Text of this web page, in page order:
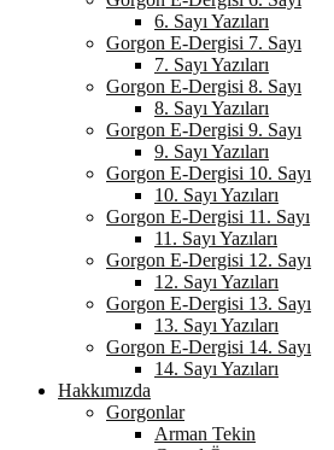
6. Sayı Yazıları
Gorgon E-Dergisi 7. Sayı
7. Sayı Yazıları
Gorgon E-Dergisi 8. Sayı
8. Sayı Yazıları
Gorgon E-Dergisi 9. Sayı
9. Sayı Yazıları
Gorgon E-Dergisi 10. Sayı
10. Sayı Yazıları
Gorgon E-Dergisi 11. Sayı
11. Sayı Yazıları
Gorgon E-Dergisi 12. Sayı
12. Sayı Yazıları
Gorgon E-Dergisi 13. Sayı
13. Sayı Yazıları
Gorgon E-Dergisi 14. Sayı
14. Sayı Yazıları
Hakkımızda
Gorgonlar
Arman Tekin